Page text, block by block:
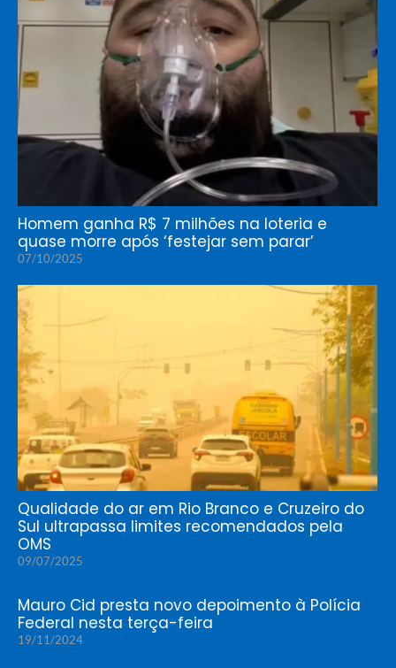
Homem ganha R$ 7 milhões na loteria e
quase morre após ‘festejar sem parar’
07/10/2025
Qualidade do ar em Rio Branco e Cruzeiro do
Sul ultrapassa limites recomendados pela
OMS
09/07/2025
Mauro Cid presta novo depoimento à Polícia
Federal nesta terça-feira
19/11/2024